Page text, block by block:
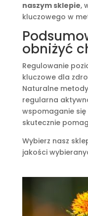
naszym sklepie,
kluczowego w
obniżyć
Regulowanie
kluczowe dla
Naturalne
regularna
wspomaganie
skutecznie
Wybierz nasz
jakości